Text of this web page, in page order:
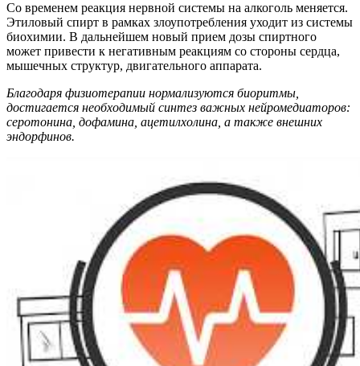
Со временем реакция нервной системы на алкоголь меняется.
Этиловый спирт в рамках злоупотребления уходит из системы
биохимии. В дальнейшем новый прием дозы спиртного
может привести к негативным реакциям со стороны сердца,
мышечных структур, двигательного аппарата.
Благодаря физиотерапии нормализуются биоритмы,
достигается необходимый синтез важных нейромедиаторов:
серотонина, дофамина, ацетилхолина, а также внешних
эндорфинов.